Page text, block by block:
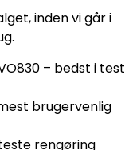
inden vi går i
– bedst i test
brugervenlig
rengøring